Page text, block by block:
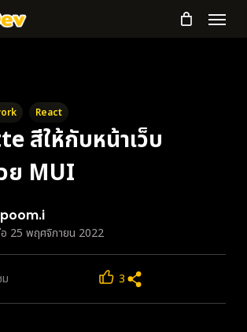
Menu
React
สีให้กับหน้าเว็บ
ย MUI
25 พฤศจิกายน 2022
3